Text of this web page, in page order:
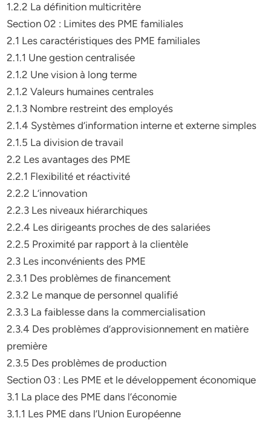
1.2.2 La définition multicritère
Section 02 : Limites des PME familiales
2.1 Les caractéristiques des PME familiales
2.1.1 Une gestion centralisée
2.1.2 Une vision à long terme
2.1.2 Valeurs humaines centrales
2.1.3 Nombre restreint des employés
2.1.4 Systèmes d’information interne et externe simples
2.1.5 La division de travail
2.2 Les avantages des PME
2.2.1 Flexibilité et réactivité
2.2.2 L’innovation
2.2.3 Les niveaux hiérarchiques
2.2.4 Les dirigeants proches de des salariées
2.2.5 Proximité par rapport à la clientèle
2.3 Les inconvénients des PME
2.3.1 Des problèmes de financement
2.3.2 Le manque de personnel qualifié
2.3.3 La faiblesse dans la commercialisation
2.3.4 Des problèmes d’approvisionnement en matière
première
2.3.5 Des problèmes de production
Section 03 : Les PME et le développement économique
3.1 La place des PME dans l’économie
3.1.1 Les PME dans l’Union Européenne